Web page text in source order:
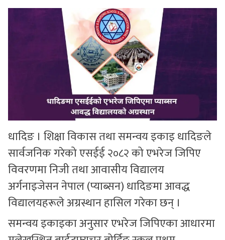
धादिङ । शिक्षा विकास तथा समन्वय इकाइ धादिङले
सार्वजनिक गरेको एसईई २०८२ को एभरेज जिपिए
विवरणमा निजी तथा आवासीय विद्यालय
अर्गनाइजेसन नेपाल (प्याब्सन) धादिङमा आवद्ध
विद्यालयहरूले अग्रस्थान हासिल गरेका छन् ।
समन्वय इकाइका अनुसार एभरेज जिपिएका आधारमा